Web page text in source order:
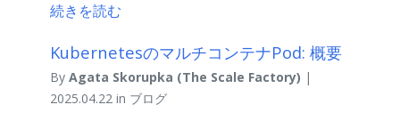
続きを読む
KubernetesのマルチコンテナPod: 概要
By Agata Skorupka (The Scale Factory) |
2025.04.22 in ブログ